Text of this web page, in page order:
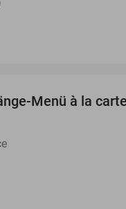
Menü à la